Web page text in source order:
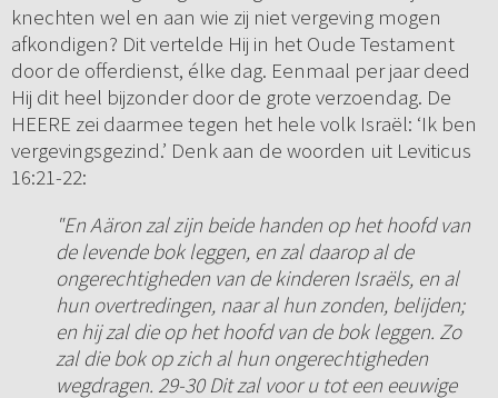
knechten wel en aan wie zij niet vergeving mogen
afkondigen? Dit vertelde Hij in het Oude Testament
door de offerdienst, élke dag. Eenmaal per jaar deed
Hij dit heel bijzonder door de grote verzoendag. De
HEERE zei daarmee tegen het hele volk Israël: ‘Ik ben
vergevingsgezind.’ Denk aan de woorden uit Leviticus
16:21-22:
"En Aäron zal zijn beide handen op het hoofd van
de levende bok leggen, en zal daarop al de
ongerechtigheden van de kinderen Israëls, en al
hun overtredingen, naar al hun zonden, belijden;
en hij zal die op het hoofd van de bok leggen. Zo
zal die bok op zich al hun ongerechtigheden
wegdragen. 29-30 Dit zal voor u tot een eeuwige